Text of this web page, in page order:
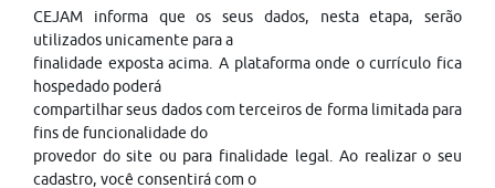
CEJAM informa que os seus dados, nesta etapa, serão
utilizados unicamente para a
finalidade exposta acima. A plataforma onde o currículo fica
hospedado poderá
compartilhar seus dados com terceiros de forma limitada para
fins de funcionalidade do
provedor do site ou para finalidade legal. Ao realizar o seu
cadastro, você consentirá com o